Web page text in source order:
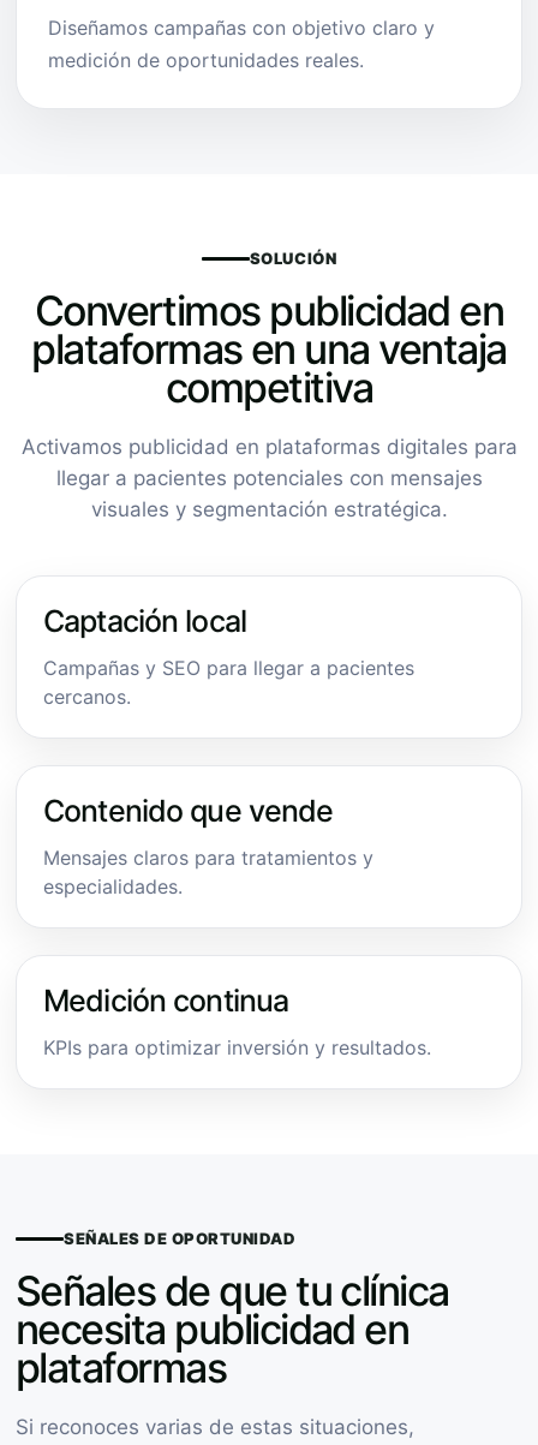
Diseñamos campañas con objetivo claro y
medición de oportunidades reales.
SOLUCIÓN
Convertimos publicidad en
plataformas en una ventaja
competitiva
Activamos publicidad en plataformas digitales para
llegar a pacientes potenciales con mensajes
visuales y segmentación estratégica.
Captación local
Campañas y SEO para llegar a pacientes
cercanos.
Contenido que vende
Mensajes claros para tratamientos y
especialidades.
Medición continua
KPIs para optimizar inversión y resultados.
SEÑALES DE OPORTUNIDAD
Señales de que tu clínica
necesita publicidad en
plataformas
Si reconoces varias de estas situaciones,